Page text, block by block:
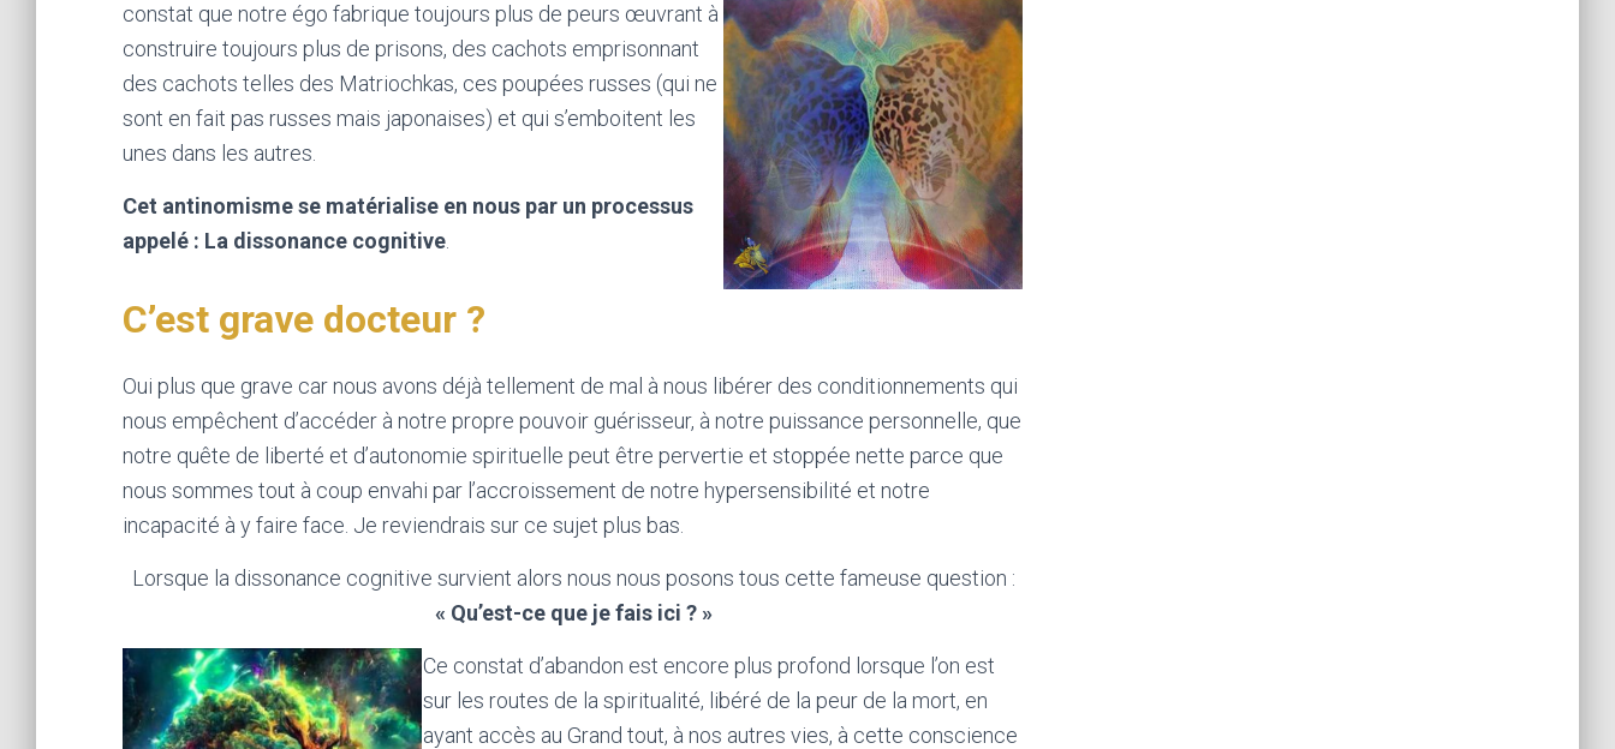
constat que notre égo fabrique toujours plus de peurs œuvrant à
construire toujours plus de prisons, des cachots emprisonnant
des cachots telles des Matriochkas, ces poupées russes (qui ne
sont en fait pas russes mais japonaises) et qui s’emboitent les
unes dans les autres.
Cet antinomisme se matérialise en nous par un processus
appelé : La dissonance cognitive
C’est grave docteur ?
Oui plus que grave car nous avons déjà tellement de mal à nous libérer des conditionnements qui
nous empêchent d’accéder à notre propre pouvoir guérisseur, à notre puissance personnelle, que
notre quête de liberté et d’autonomie spirituelle peut être pervertie et stoppée nette parce que
nous sommes tout à coup envahi par l’accroissement de notre hypersensibilité et notre
incapacité à y faire face. Je reviendrais sur ce sujet plus bas.
Lorsque la dissonance cognitive survient alors nous nous posons tous cette fameuse question :
« Qu’est-ce que je fais ici ? »
Ce constat d’abandon est encore plus profond lorsque l’on est
sur les routes de la spiritualité, libéré de la peur de la mort, en
ayant accès au Grand tout, à nos autres vies, à cette conscience